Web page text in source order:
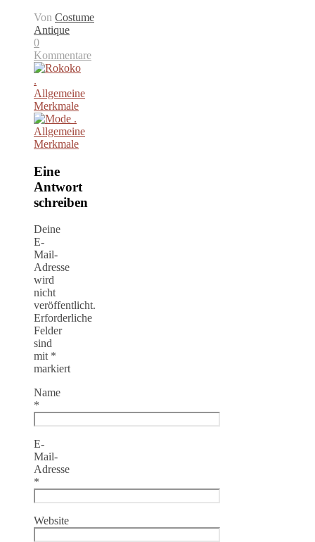
Von Costume
Antique
0
Kommentare
Eine
Antwort
schreiben
Deine
E-
Mail-
Adresse
wird
nicht
veröffentlicht.
Erforderliche
Felder
sind
mit *
markiert
Name
*
E-
Mail-
Adresse
*
Website